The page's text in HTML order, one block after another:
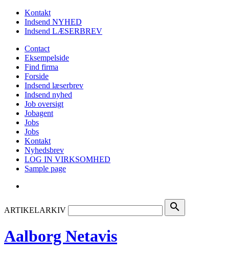
Kontakt
Indsend NYHED
Indsend LÆSERBREV
Contact
Eksempelside
Find firma
Forside
Indsend læserbrev
Indsend nyhed
Job oversigt
Jobagent
Jobs
Jobs
Kontakt
Nyhedsbrev
LOG IN VIRKSOMHED
Sample page
ARTIKELARKIV search
Aalborg Netavis